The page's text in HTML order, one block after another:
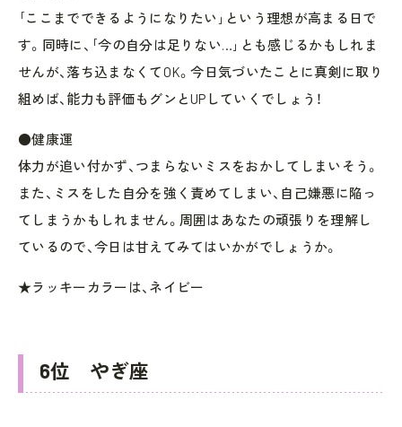
｢ここまでできるようになりたい｣という理想が高まる日で
す。同時に、｢今の自分は足りない…｣とも感じるかもしれま
せんが、落ち込まなくてOK。今日気づいたことに真剣に取り
組めば、能力も評価もグンとUPしていくでしょう！
●健康運
体力が追い付かず、つまらないミスをおかしてしまいそう。
また、ミスをした自分を強く責めてしまい、自己嫌悪に陥っ
てしまうかもしれません。周囲はあなたの頑張りを理解し
ているので、今日は甘えてみてはいかがでしょうか。
★ラッキーカラーは、ネイビー
6位 やぎ座